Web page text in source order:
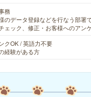
務
のデータ登録などを行なう部署
ェック、修正・お客様へのアン
クOK / 英語力不要
経験がある方